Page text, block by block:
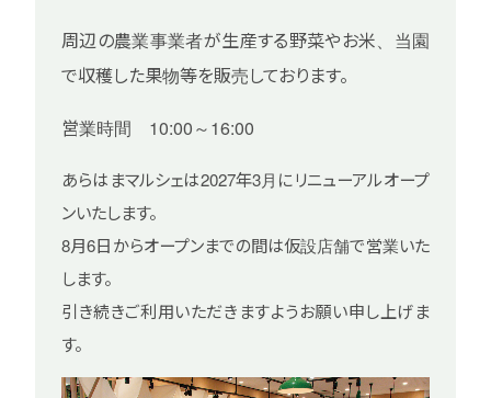
周辺の農業事業者が生産する野菜やお米、 当園
で収穫した果物等を販売しております。
営業時間 10:00～16:00
あらはまマルシェは2027年3月にリニューアルオープ
ンいたします。
8月6日からオープンまでの間は仮設店舗で営業いた
します。
引き続きご利用いただきますようお願い申し上げま
す。